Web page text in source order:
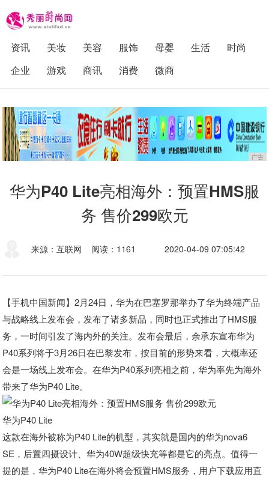
资讯 美妆 美容 服饰 母婴 生活
时尚
企业
游戏 商讯 消费 微商
广告
华为P40 Lite亮相海外：预置HMS服
务 售价299欧元
来源：互联网 阅读：1161 2020-04-09 07:05:42
【手机中国新闻】2月24日，华为在巴塞罗那举办了华为终端产品
与战略线上发布会，发布了诸多新品，同时也正式推出了HMS服
务，一时间引发了海内外的关注。发布会最后，余承东宣布华为
P40系列将于3月26日在巴黎发布，按目前的形势来看，大概率还
会是一场线上发布会。在华为P40系列亮相之前，华为率先为海外
带来了华为P40 Lite。
华为P40 Lite
这款在海外被称为P40 Lite的机型，其实就是国内的华为nova6
SE，后置四摄设计、华为40W超级快充等都是它的亮点。值得一
提的是，华为P40 Lite在海外将会预置HMS服务，用户下载应用直